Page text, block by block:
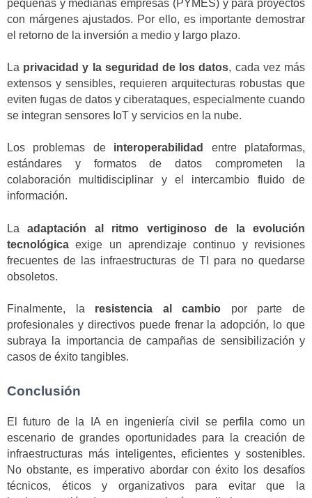
pequeñas y medianas empresas (PYMES) y para proyectos
con márgenes ajustados. Por ello, es importante demostrar
el retorno de la inversión a medio y largo plazo.
La privacidad y la seguridad de los datos, cada vez más
extensos y sensibles, requieren arquitecturas robustas que
eviten fugas de datos y ciberataques, especialmente cuando
se integran sensores IoT y servicios en la nube.
Los problemas de interoperabilidad
entre plataformas,
estándares y formatos de datos comprometen la
colaboración multidisciplinar y el intercambio fluido de
información.
Laadaptación al ritmo vertiginoso de la evolución
tecnológica exige un aprendizaje continuo y revisiones
frecuentes de las infraestructuras de TI para no quedarse
obsoletos.
Finalmente, la resistencia al cambio por parte de
profesionales y directivos puede frenar la adopción, lo que
subraya la importancia de campañas de sensibilización y
casos de éxito tangibles.
Conclusión
El futuro de la IA en ingeniería civil se perfila como un
escenario de grandes oportunidades para la creación de
infraestructuras más inteligentes, eficientes y sostenibles.
No obstante, es imperativo abordar con éxito los desafíos
técnicos, éticos y organizativos para evitar que la